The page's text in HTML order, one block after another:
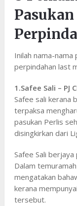
Pasukan
Inilah nama-
perpindahan last
1.Safee Sali – PJ
Safee sali kerana
terpaksa
pasukan Perlis
disingkirkan dari
Safee Sali berjaya
Dalam
mengatakan
kerana
tersebut.